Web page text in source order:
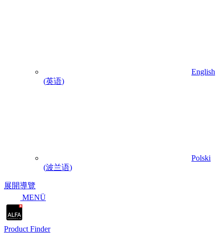
English
(英语)
Polski
(波兰语)
展開導覽
MENÜ
Product Finder